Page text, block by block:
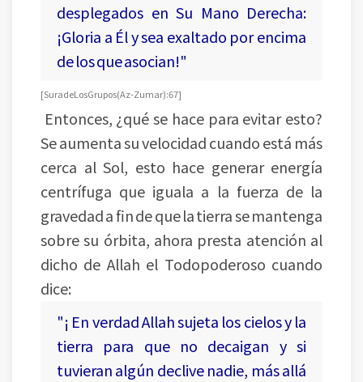
desplegados en Su Mano Derecha:
¡Gloria a Él y sea exaltado por encima
de los que asocian!"
[Sura de Los Grupos (Az-Zumar):67]
Entonces, ¿qué se hace para evitar esto?
Se aumenta su velocidad cuando está más
cerca al Sol, esto hace generar energía
centrífuga que iguala a la fuerza de la
gravedad a fin de que la tierra se mantenga
sobre su órbita, ahora presta atención al
dicho de Allah el Todopoderoso cuando
dice:
"¡ En verdad Allah sujeta los cielos y la
tierra para que no decaigan y si
tuvieran algún declive nadie, más allá